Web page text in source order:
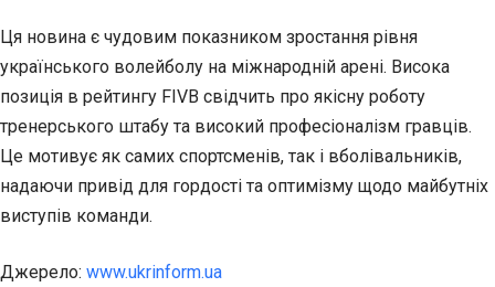
Ця новина є чудовим показником зростання рівня
українського волейболу на міжнародній арені. Висока
позиція в рейтингу FIVB свідчить про якісну роботу
тренерського штабу та високий професіоналізм гравців.
Це мотивує як самих спортсменів, так і вболівальників,
надаючи привід для гордості та оптимізму щодо майбутніх
виступів команди.
Джерело: www.ukrinform.ua